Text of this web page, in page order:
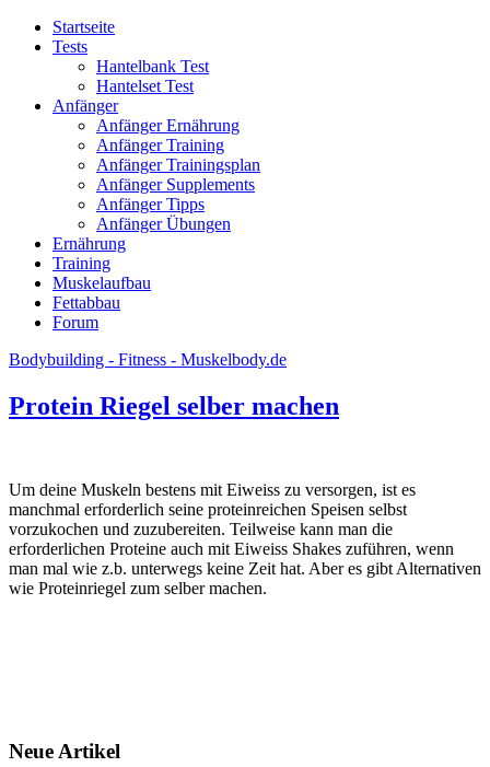
Startseite
Tests
Hantelbank Test
Hantelset Test
Anfänger
Anfänger Ernährung
Anfänger Training
Anfänger Trainingsplan
Anfänger Supplements
Anfänger Tipps
Anfänger Übungen
Ernährung
Training
Muskelaufbau
Fettabbau
Forum
Bodybuilding - Fitness - Muskelbody.de
Protein Riegel selber machen
Um deine Muskeln bestens mit Eiweiss zu versorgen, ist es
manchmal erforderlich seine proteinreichen Speisen selbst
vorzukochen und zuzubereiten. Teilweise kann man die
erforderlichen Proteine auch mit Eiweiss Shakes zuführen, wenn
man mal wie z.b. unterwegs keine Zeit hat. Aber es gibt Alternativen
wie Proteinriegel zum selber machen.
Neue Artikel